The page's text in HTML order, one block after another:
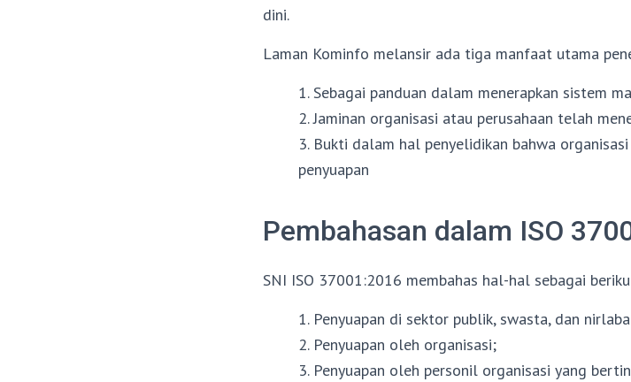
dini.
Laman Kominfo melansir ada tiga manfaat utama
1. Sebagai panduan dalam menerapkan sistem
2. Jaminan organisasi atau perusahaan telah
3. Bukti dalam hal penyelidikan bahwa
penyuapan
Pembahasan dalam ISO
SNI ISO 37001:2016 membahas hal-hal sebagai
1. Penyuapan di sektor publik, swasta, dan
2. Penyuapan oleh organisasi;
3. Penyuapan oleh personil organisasi yang